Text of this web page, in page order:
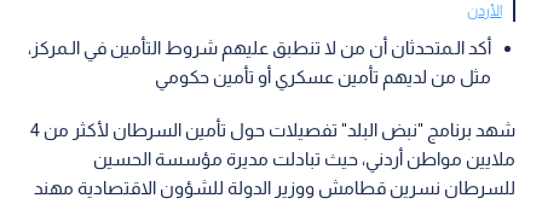
الأردن
أكد الـمتحدثان أن من لا تنطبق عليهم شروط التأمين في الـمركز،
مثل من لديهم تأمين عسكري أو تأمين حكومي
شهد برنامج "نبض البلد" تفصيلات حول تأمين السرطان لأكثر من 4
ملايين مواطن أردني، حيث تبادلت مديرة مؤسسة الحسين
للسرطان نسرين قطامش ووزير الدولة للشؤون الاقتصادية مهند